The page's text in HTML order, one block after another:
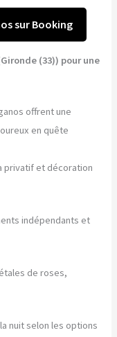
sur Booking
(33)) pour une
offrent une
en quête
privatif et décoration
indépendants et
de roses,
nuit selon les options